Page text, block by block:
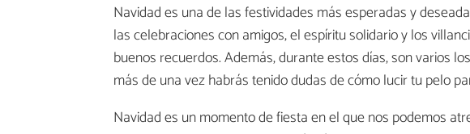
Navidad es una de las festividades más esperadas y
las celebraciones con amigos, el espíritu solidario y los
buenos recuerdos. Además, durante estos días, son varios
más de una vez habrás tenido dudas de cómo lucir tu pelo
Navidad es un momento de fiesta en el que nos podemos